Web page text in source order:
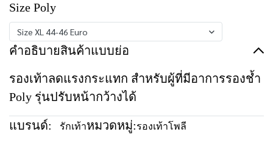
Size Poly
Size XL 44-46 Euro
คำอธิบายสินค้าแบบย่อ
รองเท้าลดแรงกระแทก สำหรับผู้ที่มีอาการรองช้ำ
Poly รุ่นปรับหน้ากว้างได้
แบรนด์: รักเท้าหมวดหมู่:รองเท้าโพลี